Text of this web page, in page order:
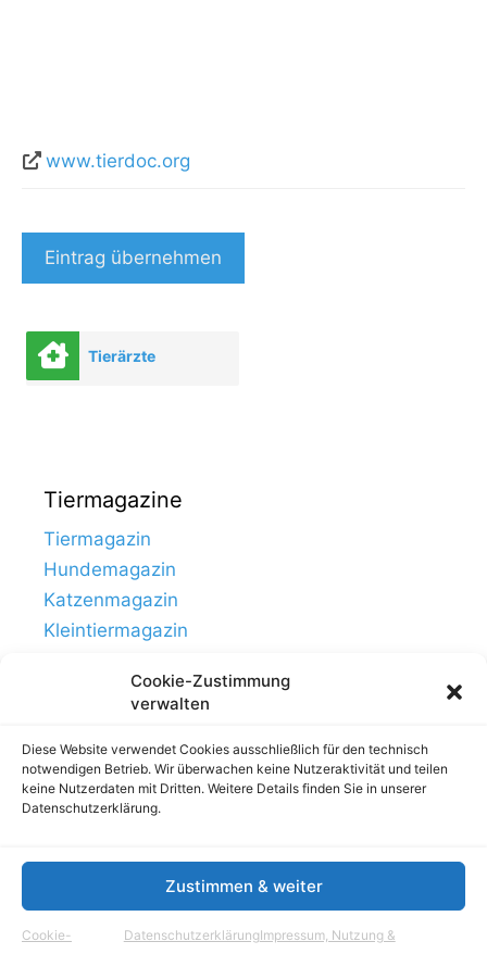
Cookie-Zustimmung
verwalten
Diese Website verwendet Cookies ausschließlich für den technisch
notwendigen Betrieb. Wir überwachen keine Nutzeraktivität und teilen
keine Nutzerdaten mit Dritten. Weitere Details finden Sie in unserer
Datenschutzerklärung.
Zustimmen & weiter
Cookie-
DatenschutzerklärungImpressum, Nutzung &
www.tierdoc.org
Eintrag übernehmen
Tierärzte
Tiermagazine
Tiermagazin
Hundemagazin
Katzenmagazin
Kleintiermagazin